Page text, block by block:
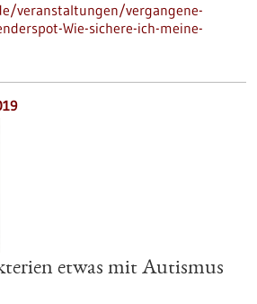
veranstaltungen/vergangene-
Wie-sichere-ich-meine-
etwas mit Autismus